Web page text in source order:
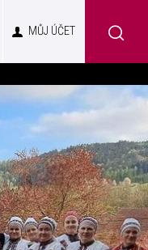
MŮJ ÚČET